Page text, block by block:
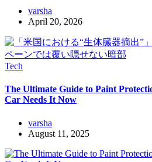
varsha
April 20, 2026
Tech
The Ultimate Guide to Paint
Car Needs It Now
varsha
August 11, 2025